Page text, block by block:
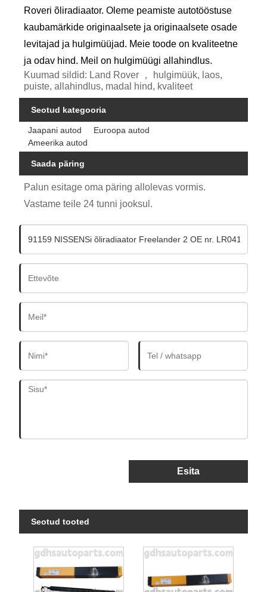
Roveri õliradiaator. Oleme peamiste autotööstuse
kaubamärkide originaalsete ja originaalsete osade
levitajad ja hulgimüüjad. Meie toode on kvaliteetne
ja odav hind. Meil on hulgimüügi allahindlus.
Kuumad sildid: Land Rover ， hulgimüük, laos,
puiste, allahindlus, madal hind, kvaliteet
Seotud kategooria
Jaapani autod
Euroopa autod
Ameerika autod
Saada päring
Palun esitage oma päring allolevas vormis.
Vastame teile 24 tunni jooksul.
Esita
Seotud tooted